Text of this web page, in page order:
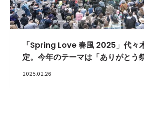
「Spring Love 春風 2025」代々
定。今年のテーマは「ありがとう
2025.02.26